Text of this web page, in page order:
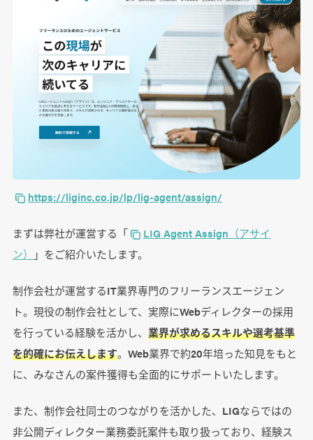
https://liginc.co.jp/lp/lig-agent/assign/
まずは弊社が運営する「
LIG Agent Assign（アサイ
ン）
」をご紹介いたします。
制作会社が運営するIT業界専門のフリーランスエージェン
ト。現役の制作会社として、実際にWebディレクターの採用
を行っている経験を活かし、 業界が求めるスキルや選考基準
を的確にお伝えします。Web業界で約20年培った知見をもと
に、みなさんの案件獲得も全面的にサポートいたします。
また、制作会社同士のつながりを活かした、LIGならではの
非公開ディレクター業務委託案件も取り扱っており、経験ス